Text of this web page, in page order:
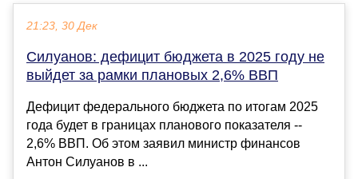
21:23, 30 Дек
Силуанов: дефицит бюджета в 2025 году не
выйдет за рамки плановых 2,6% ВВП
Дефицит федерального бюджета по итогам 2025
года будет в границах планового показателя --
2,6% ВВП. Об этом заявил министр финансов
Антон Силуанов в ...